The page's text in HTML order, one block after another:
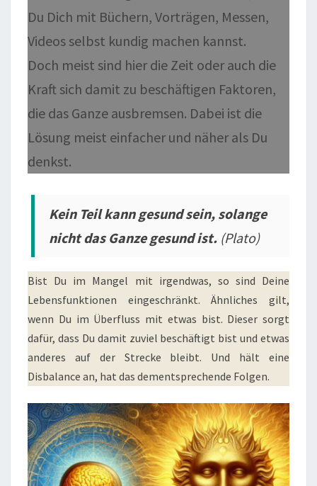
Du Dich mit Büchern, Vorträgen, Messen,
Videos selbst kundig machen kannst.
Doch meist sind hier die Zeit oder auch die
Kraft sich damit zu beschäftigen Faktoren,
die das Ganze ausbremsen. Dabei ist die
Lösung meist einfacher und näher als Du
denkst.
Kein Teil kann gesund sein, solange
nicht das Ganze gesund ist. (Plato)
Bist Du im Mangel mit irgendwas, so sind Deine
Lebensfunktionen eingeschränkt. Ähnliches gilt,
wenn Du im Überfluss mit etwas bist. Dieser sorgt
dafür, dass Du damit zuviel beschäftigt bist und etwas
anderes auf der Strecke bleibt. Und hält eine
Disbalance an, hat das dementsprechende Folgen.